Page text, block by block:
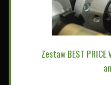
Zestaw BEST PRICE